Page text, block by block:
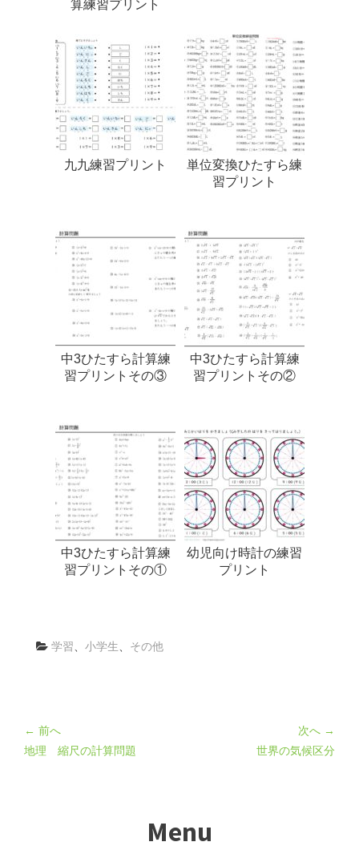
算練習プリント
九九練習プリント
単位変換ひたすら練
習プリント
中3ひたすら計算練
習プリントその③
中3ひたすら計算練
習プリントその②
中3ひたすら計算練
習プリントその①
幼児向け時計の練習
プリント
学習、 小学生、 その他
← 前へ
地理 縮尺の計算問題
次へ →
世界の気候区分
Menu